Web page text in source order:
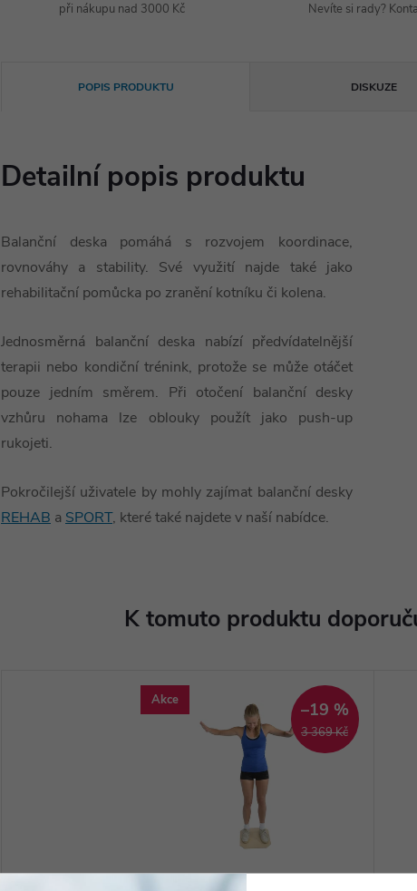
při nákupu nad 3000 Kč Nevíte si rady?
POPIS PRODUKTU DISKUZE
Detailní popis produktu
Balanční deska pomáhá s rozvojem koordinace,
rovnováhy a stability. Své využití najde také jako
rehabilitační pomůcka po zranění kotníku či kolena.
Jednosměrná balanční deska nabízí předvídatelnější
terapii nebo kondiční trénink, protože se může otáčet
pouze jedním směrem. Při otočení balanční desky
vzhůru nohama lze oblouky použít jako push-up
rukojeti.
Pokročilejší uživatele by mohly zajímat balanční desky
REHAB a SPORT, které také najdete v naší nabídce.
K tomuto produktu
Akce
3 369 Kč
–19 %